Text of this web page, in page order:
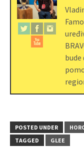
bude
POSTED UNDER
TAGGED
GLEE